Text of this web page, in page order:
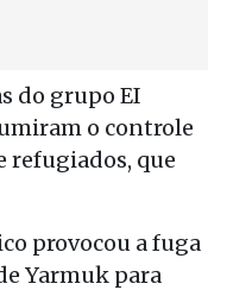
do grupo EI
o controle
refugiados, que
provocou a fuga
Yarmuk para